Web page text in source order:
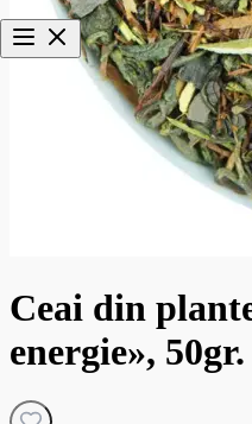
Ceai din
energie», 50gr.